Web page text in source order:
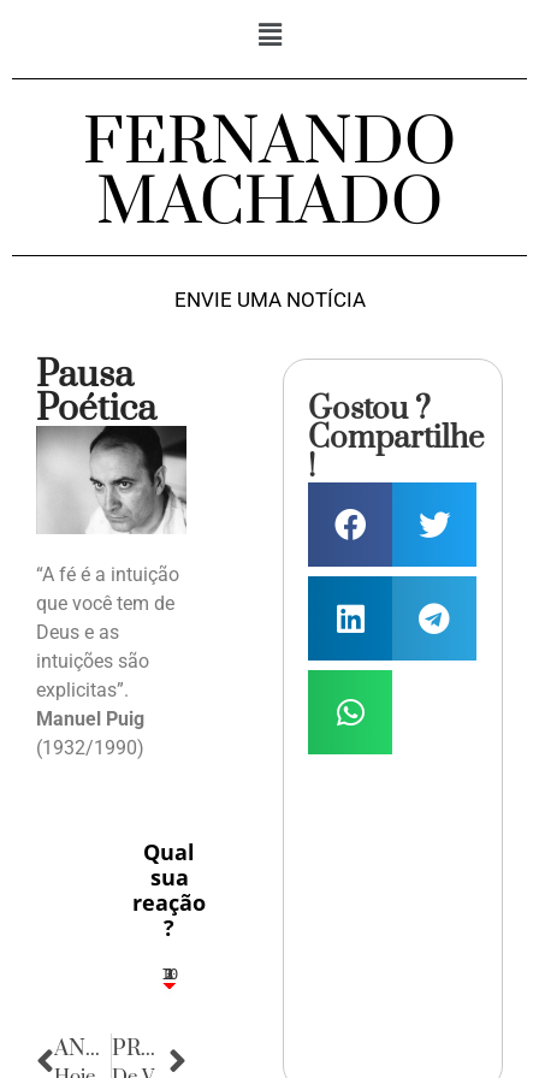
FERNANDO
MACHADO
ENVIE UMA NOTÍCIA
Pausa
Poética
“A fé é a intuição
que você tem de
Deus e as
intuições são
explicitas”.
Manuel Puig
(1932/1990)
Qual
sua
reação
?
3
1
1
2
10
ANTERIOR PRÓXIMA
Gostou ?
Compartilhe
!